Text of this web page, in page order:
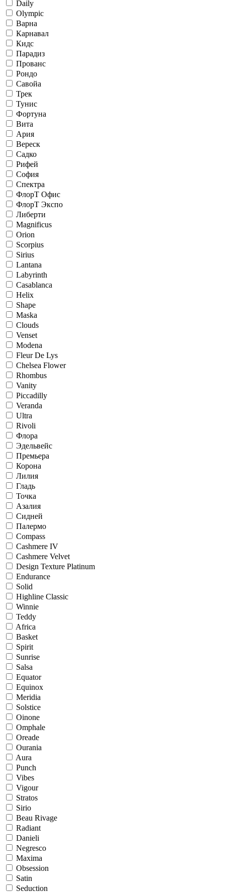
Daily
Olympic
Варна
Карнавал
Кидс
Парадиз
Прованс
Рондо
Савойа
Трек
Тунис
Фортуна
Вита
Ария
Вереск
Садко
Рифей
София
Спектра
ФлорТ Офис
ФлорТ Экспо
Либерти
Magnificus
Orion
Scorpius
Sirius
Lantana
Labyrinth
Casablanca
Helix
Shape
Maska
Clouds
Venset
Modena
Fleur De Lys
Chelsea Flower
Rhombus
Vanity
Piccadilly
Veranda
Ultra
Rivoli
Флора
Эдельвейс
Премьера
Корона
Лилия
Гладь
Точка
Азалия
Сидней
Палермо
Compass
Cashmere IV
Cashmere Velvet
Design Texture Platinum
Endurance
Solid
Highline Classic
Winnie
Teddy
Africa
Basket
Spirit
Sunrise
Salsa
Equator
Equinox
Meridia
Solstice
Oinone
Omphale
Oreade
Ourania
Aura
Punch
Vibes
Vigour
Stratos
Sirio
Beau Rivage
Radiant
Danieli
Negresco
Maxima
Obsession
Satin
Seduction